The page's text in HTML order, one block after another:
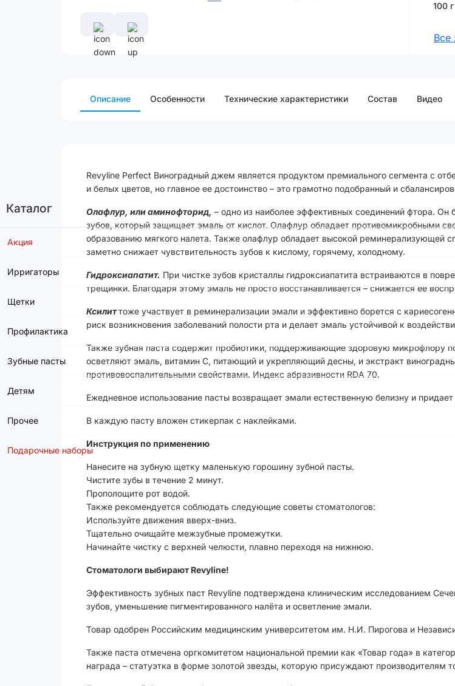
Каталог
Акция
Ирригаторы
Щетки
Профилактика
Зубные пасты
Детям
Прочее
Подарочные наборы
100 г
Все
Описание Особенности Технические характеристики Cостав Видео
Revyline Perfect Виноградный джем является продуктом премиального сегмента с
и белых цветов, но главное ее достоинство – это грамотно подобранный и
Олафлур, или аминофторид, – одно из наиболее эффективных соединений фтора.
зубов, который защищает эмаль от кислот. Олафлур обладает противомикробными
образованию мягкого налета. Также олафлур обладает высокой реминерализующей
заметно снижает чувствительность зубов к кислому, горячему, холодному.
Гидроксиапатит. При чистке зубов кристаллы гидроксиапатита встраиваются в
трещинки. Благодаря этому эмаль не просто восстанавливается – снижается ее
Ксилиттоже участвует в реминерализации эмали и эффективно борется с
риск возникновения заболеваний полости рта и делает эмаль устойчивой к
Также зубная паста содержит пробиотики, поддерживающие здоровую микрофлору
осветляют эмаль, витамин С, питающий и укрепляющий десны, и экстракт
противовоспалительными свойствами. Индекс абразивности RDA 70.
Ежедневное использование пасты возвращает эмали естественную белизну и придает
В каждую пасту вложен стикерпак с наклейками.
Инструкция по применению
Нанесите на зубную щетку маленькую горошину зубной пасты.
Чистите зубы в течение 2 минут.
Прополощите рот водой.
Также рекомендуется соблюдать следующие советы стоматологов:
Используйте движения вверх-вниз.
Тщательно очищайте межзубные промежутки.
Начинайте чистку с верхней челюсти, плавно переходя на нижнюю.
Стоматологи выбирают Revyline!
Эффективность зубных паст Revyline подтверждена клиническим исследованием
зубов, уменьшение пигментированного налёта и осветление эмали.
Товар одобрен Российским медицинским университетом им. Н.И. Пирогова и
Также паста отмечена оргкомитетом национальной премии как «Товар года» в
награда – статуэтка в форме золотой звезды, которую присуждают производителям